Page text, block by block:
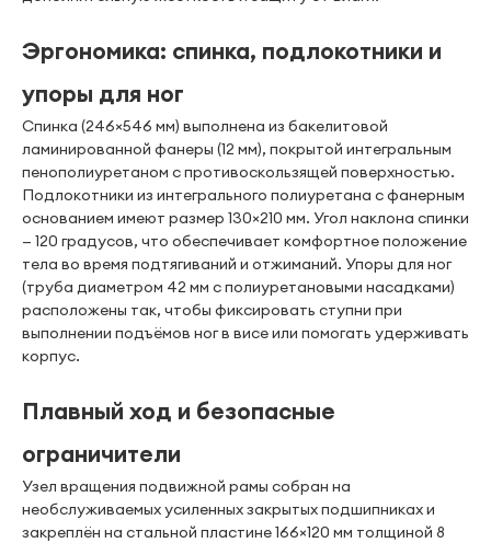
Эргономика: спинка, подлокотники и
упоры для ног
Спинка (246×546 мм) выполнена из бакелитовой
ламинированной фанеры (12 мм), покрытой интегральным
пенополиуретаном с противоскользящей поверхностью.
Подлокотники из интегрального полиуретана с фанерным
основанием имеют размер 130×210 мм. Угол наклона спинки
— 120 градусов, что обеспечивает комфортное положение
тела во время подтягиваний и отжиманий. Упоры для ног
(труба диаметром 42 мм с полиуретановыми насадками)
расположены так, чтобы фиксировать ступни при
выполнении подъёмов ног в висе или помогать удерживать
корпус.
Плавный ход и безопасные
ограничители
Узел вращения подвижной рамы собран на
необслуживаемых усиленных закрытых подшипниках и
закреплён на стальной пластине 166×120 мм толщиной 8